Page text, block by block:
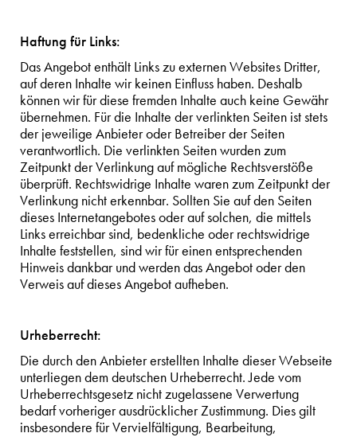
Haftung für Links:
Das Angebot enthält Links zu externen Websites Dritter,
auf deren Inhalte wir keinen Einfluss haben. Deshalb
können wir für diese fremden Inhalte auch keine Gewähr
übernehmen. Für die Inhalte der verlinkten Seiten ist stets
der jeweilige Anbieter oder Betreiber der Seiten
verantwortlich. Die verlinkten Seiten wurden zum
Zeitpunkt der Verlinkung auf mögliche Rechtsverstöße
überprüft. Rechtswidrige Inhalte waren zum Zeitpunkt der
Verlinkung nicht erkennbar. Sollten Sie auf den Seiten
dieses Internetangebotes oder auf solchen, die mittels
Links erreichbar sind, bedenkliche oder rechtswidrige
Inhalte feststellen, sind wir für einen entsprechenden
Hinweis dankbar und werden das Angebot oder den
Verweis auf dieses Angebot aufheben.
Urheberrecht:
Die durch den Anbieter erstellten Inhalte dieser Webseite
unterliegen dem deutschen Urheberrecht. Jede vom
Urheberrechtsgesetz nicht zugelassene Verwertung
bedarf vorheriger ausdrücklicher Zustimmung. Dies gilt
insbesondere für Vervielfältigung, Bearbeitung,